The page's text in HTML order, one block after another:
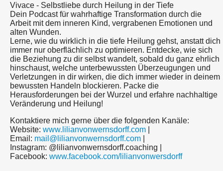
Vivace - Selbstliebe durch Heilung in der Tiefe
Dein Podcast für wahrhaftige Transformation durch die
Arbeit mit dem inneren Kind, vergrabenen Emotionen und
alten Wunden.
Lerne, wie du wirklich in die tiefe Heilung gehst, anstatt dich
immer nur oberflächlich zu optimieren. Entdecke, wie sich
die Beziehung zu dir selbst wandelt, sobald du ganz ehrlich
hinschaust, welche unterbewussten Überzeugungen und
Verletzungen in dir wirken, die dich immer wieder in deinem
bewussten Handeln blockieren. Packe die
Herausforderungen bei der Wurzel und erfahre nachhaltige
Veränderung und Heilung!
Kontaktiere mich gerne über die folgenden Kanäle:
Website: www.lilianvonwernsdorff.com
Email: mail@lilianvonwernsdorff.com
Instagram: @lilianvonwernsdorff.coaching |
Facebook: www.facebook.com/lilianvonwersdorff